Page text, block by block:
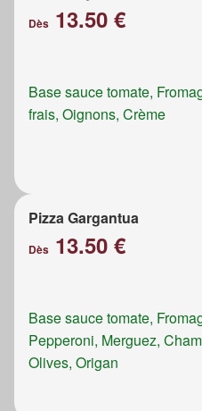
Dès 13.50 €
Base sauce tomate,
frais, Oignons, Crème
Pizza Gargantua
Dès 13.50 €
Base sauce tomate,
Pepperoni, Merguez,
Olives, Origan